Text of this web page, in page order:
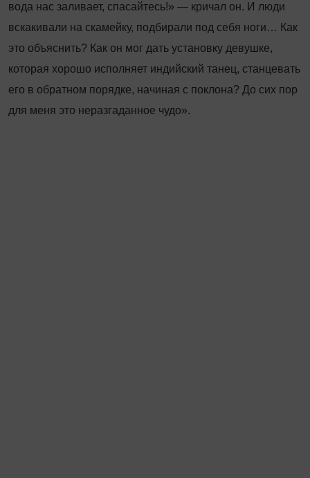
вода нас заливает, спасайтесь!» — кричал он. И люди
вскакивали на скамейку, подбирали под себя ноги… Как
это объяснить? Как он мог дать установку девушке,
которая хорошо исполняет индийский танец, станцевать
его в обратном порядке, начиная с поклона? До сих пор
для меня это неразгаданное чудо».